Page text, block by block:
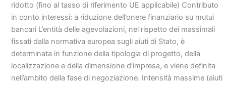
ridotto (fino al tasso di riferimento UE applicabile) Contributo
in conto interessi: a riduzione dell’onere finanziario su mutui
bancari L’entità delle agevolazioni, nel rispetto dei massimali
fissati dalla normativa europea sugli aiuti di Stato, è
determinata in funzione della tipologia di progetto, della
localizzazione e della dimensione d’impresa, e viene definita
nell’ambito della fase di negoziazione. Intensità massime (aiuti